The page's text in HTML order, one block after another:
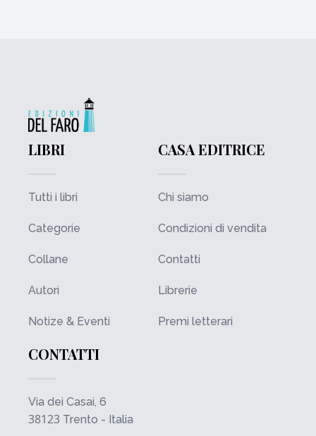
LIBRI
Tutti i libri
Categorie
Collane
Autori
Notize & Eventi
CASA EDITRICE
Chi siamo
Condizioni di vendita
Contatti
Librerie
Premi letterari
CONTATTI
Via dei Casai, 6
38123 Trento - Italia